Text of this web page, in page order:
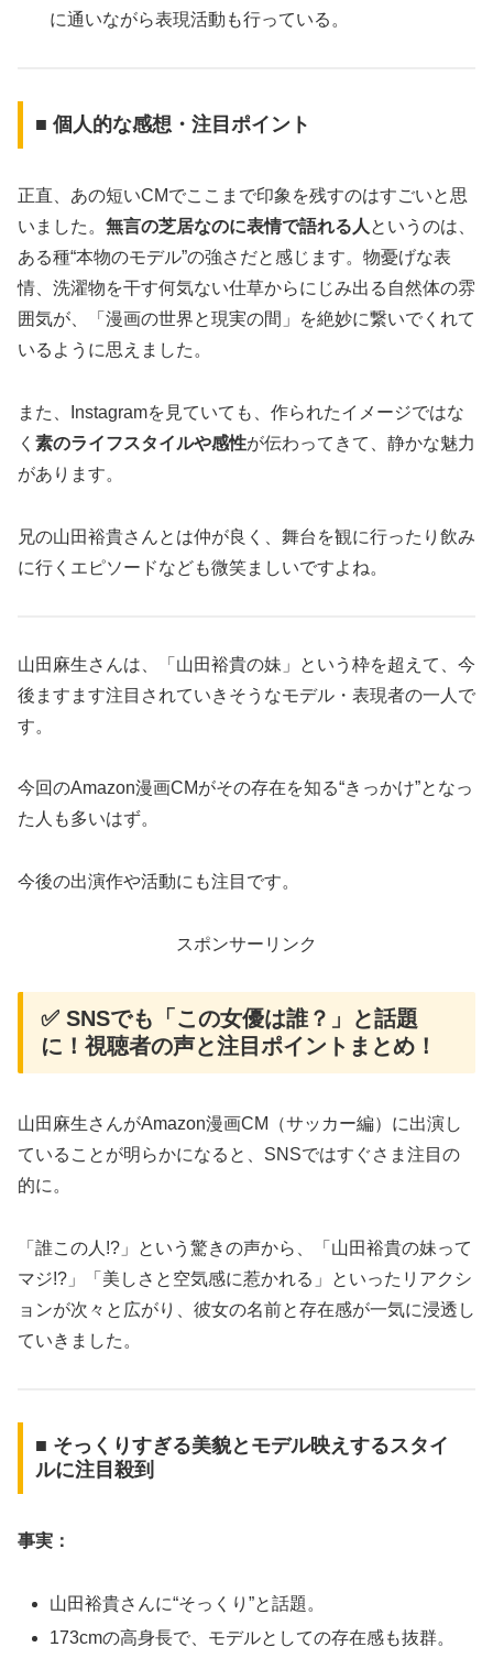
に通いながら表現活動も行っている。
■ 個人的な感想・注目ポイント
正直、あの短いCMでここまで印象を残すのはすごいと思
いました。 無言の芝居なのに表情で語れる人というのは、
ある種“本物のモデル”の強さだと感じます。物憂げな表
情、洗濯物を干す何気ない仕草からにじみ出る自然体の雰
囲気が、「漫画の世界と現実の間」を絶妙に繋いでくれて
いるように思えました。
また、Instagramを見ていても、作られたイメージではな
く 素のライフスタイルや感性が伝わってきて、静かな魅力
があります。
兄の山田裕貴さんとは仲が良く、舞台を観に行ったり飲み
に行くエピソードなども微笑ましいですよね。
山田麻生さんは、「山田裕貴の妹」という枠を超えて、今
後ますます注目されていきそうなモデル・表現者の一人で
す。
今回のAmazon漫画CMがその存在を知る“きっかけ”となっ
た人も多いはず。
今後の出演作や活動にも注目です。
スポンサーリンク
✅ SNSでも「この女優は誰？」と話題
に！視聴者の声と注目ポイントまとめ！
山田麻生さんがAmazon漫画CM（サッカー編）に出演し
ていることが明らかになると、SNSではすぐさま注目の
的に。
「誰この人!?」という驚きの声から、「山田裕貴の妹って
マジ!?」「美しさと空気感に惹かれる」といったリアクシ
ョンが次々と広がり、彼女の名前と存在感が一気に浸透し
ていきました。
■ そっくりすぎる美貌とモデル映えするスタイ
ルに注目殺到
事実：
山田裕貴さんに“そっくり”と話題。
173cmの高身長で、モデルとしての存在感も抜群。